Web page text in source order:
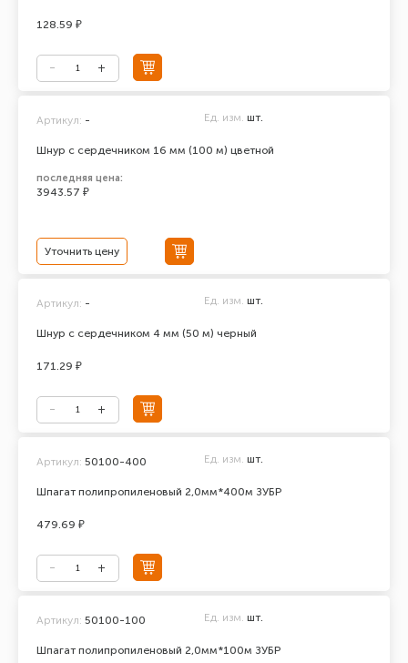
128.59 ₽
Шнур с сердечником 16 мм (100 м) цветной
Артикул: - Ед. изм. шт.
последняя цена:
3943.57 ₽
Уточнить цену
Шнур с сердечником 4 мм (50 м) черный
Артикул: - Ед. изм. шт.
171.29 ₽
Шпагат полипропиленовый 2,0мм*400м ЗУБР
Артикул: 50100-400 Ед. изм. шт.
479.69 ₽
Шпагат полипропиленовый 2,0мм*100м ЗУБР
Артикул: 50100-100 Ед. изм. шт.